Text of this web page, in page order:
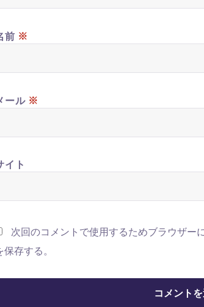
前 ※
ール ※
イト
次回のコメントで使用するためブラウザー
保存する。